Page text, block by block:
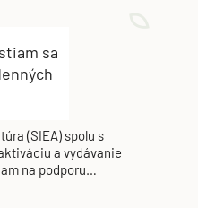
sa
(SIEA) spolu s
a vydávanie
na podporu
zdrojov